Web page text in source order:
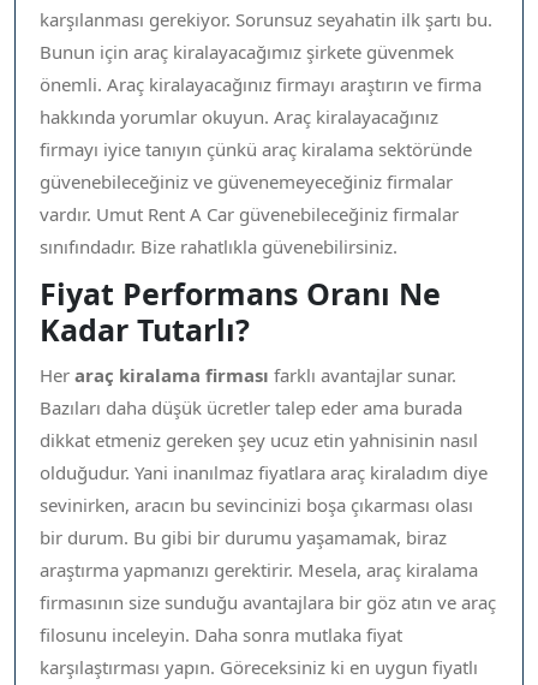
karşılanması gerekiyor. Sorunsuz seyahatin ilk şartı bu.
Bunun için araç kiralayacağımız şirkete güvenmek
önemli. Araç kiralayacağınız firmayı araştırın ve firma
hakkında yorumlar okuyun. Araç kiralayacağınız
firmayı iyice tanıyın çünkü araç kiralama sektöründe
güvenebileceğiniz ve güvenemeyeceğiniz firmalar
vardır. Umut Rent A Car güvenebileceğiniz firmalar
sınıfındadır. Bize rahatlıkla güvenebilirsiniz.
Fiyat Performans Oranı Ne
Kadar Tutarlı?
Her araç kiralama firması farklı avantajlar sunar.
Bazıları daha düşük ücretler talep eder ama burada
dikkat etmeniz gereken şey ucuz etin yahnisinin nasıl
olduğudur. Yani inanılmaz fiyatlara araç kiraladım diye
sevinirken, aracın bu sevincinizi boşa çıkarması olası
bir durum. Bu gibi bir durumu yaşamamak, biraz
araştırma yapmanızı gerektirir. Mesela, araç kiralama
firmasının size sunduğu avantajlara bir göz atın ve araç
filosunu inceleyin. Daha sonra mutlaka fiyat
karşılaştırması yapın. Göreceksiniz ki en uygun fiyatlı